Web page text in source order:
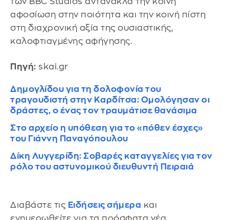
αφοσίωση στην ποιότητα και την κοινή πίστη
στη διαχρονική αξία της ουσιαστικής,
καλοφτιαγμένης αφήγησης.
Πηγή: skai.gr
Δημογλίδου για τη δολοφονία του
τραγουδιστή στην Καρδίτσα: Ομολόγησαν οι
δράστες, ο ένας τον τραυμάτισε θανάσιμα
Στο αρχείο η υπόθεση για το «πόθεν έσχες»
του Γιάννη Παναγόπουλου
Δίκη Λυγγερίδη: Σοβαρές καταγγελίες για τον
ρόλο του αστυνομικού διευθυντή Πειραιά
Διαβάστε τις Ειδήσεις σήμερα και
ενημερωθείτε για τα πρόσφατα νέα.